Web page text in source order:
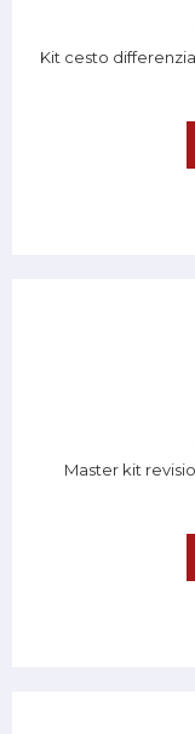
Kit cesto
Master kit